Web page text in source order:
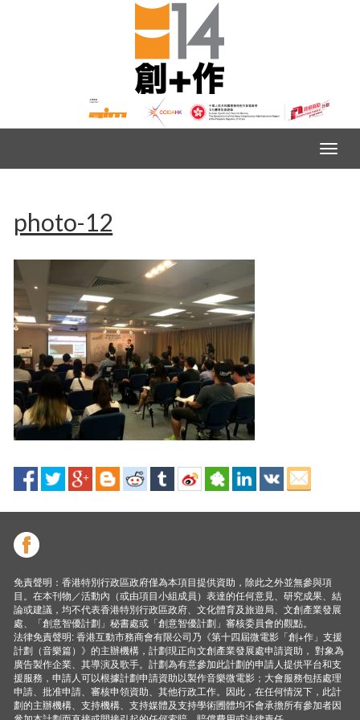
photo-12
免責聲明：香港特別行政區政府僅為本項目提供資助，除此之外並無參與項
目。在本刊物／活動內（或由項目小組成員）表達的任何意見、研究成果、結
論或建議，均不代表香港特別行政區政府、文化體育及旅遊局、文創產業發展
處、「創意智優計劃」秘書處或「創意智優計劃」審核委員會的觀點。
法律免責聲明: 香港互動市務商會有限公司乃《第十四屆微電影「創+作」支援
計劃（音樂篇）》的主辦機構，計劃現正向文創產業發展處申請資助， 對象為
廣告製作企業、其導演及歌手。計劃為有意參加此計劃的申請人提供平台和支
援服務，申請人可以根據計劃申請資助以製作音樂微電影；大會服務包括處理
申請、批准申請、審核申領資助、其他行政工作。因此，在任何情況下，此計
劃的主辦機構、支持機構、支持媒體及支持學術圑體均不會承擔所有參加者因